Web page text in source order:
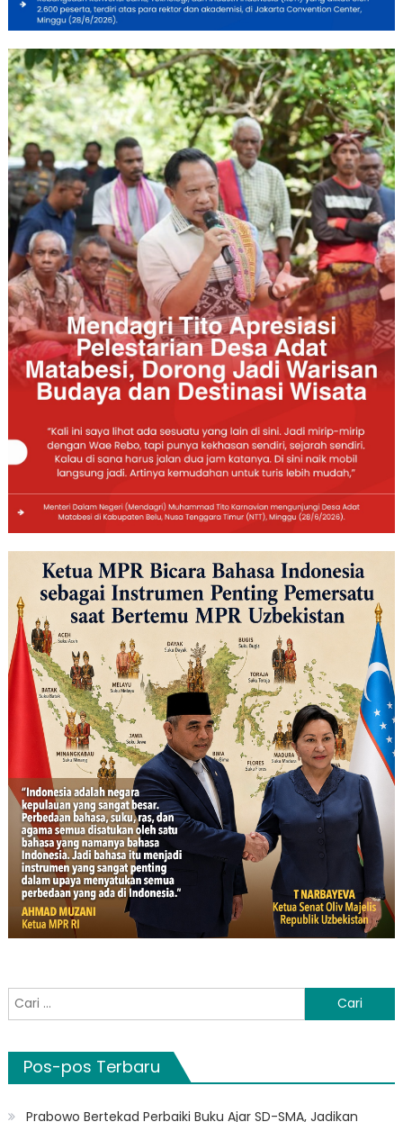
Cari
untuk:
Pos-pos Terbaru
Prabowo Bertekad Perbaiki Buku Ajar SD-SMA, Jadikan